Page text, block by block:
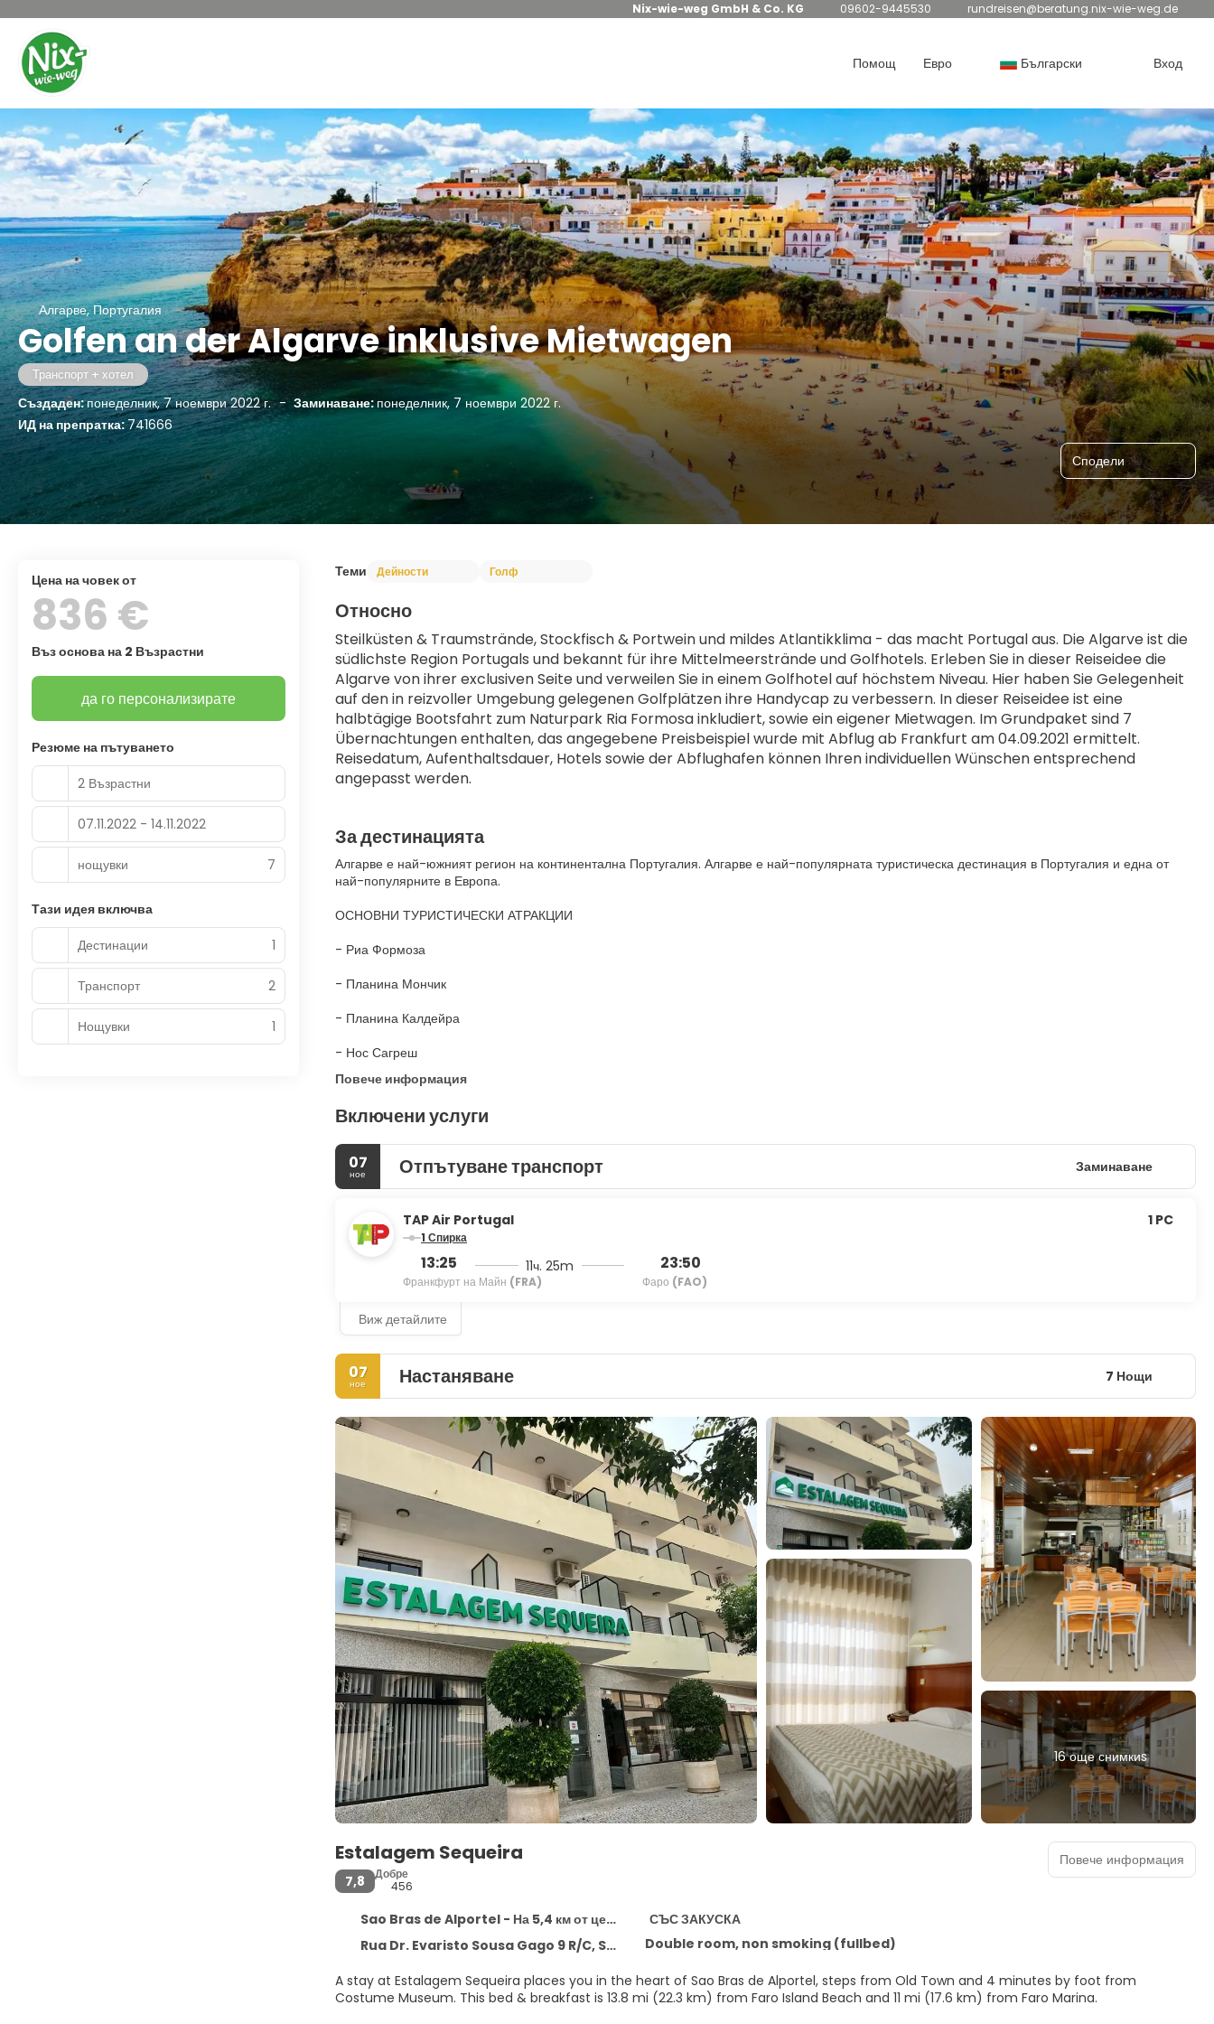
Nix-wie-weg GmbH & Co. KG 09602-9445530 rundreisen@beratung.nix-wie-weg.de
Помощ Евро Български Вход
Алгарве, Португалия
Golfen an der Algarve inklusive Mietwagen
Транспорт + хотел
Създаден:понеделник, 7 ноември 2022 г. - Заминаване:понеделник, 7 ноември 2022 г.
ИД на препратка:741666
Сподели
Теми Дейности Голф
Относно
Steilküsten & Traumstrände, Stockfisch & Portwein und mildes Atlantikklima - das macht Portugal aus. Die Algarve ist die
südlichste Region Portugals und bekannt für ihre Mittelmeerstrände und Golfhotels. Erleben Sie in dieser Reiseidee die
Algarve von ihrer exclusiven Seite und verweilen Sie in einem Golfhotel auf höchstem Niveau. Hier haben Sie Gelegenheit
auf den in reizvoller Umgebung gelegenen Golfplätzen ihre Handycap zu verbessern. In dieser Reiseidee ist eine
halbtägige Bootsfahrt zum Naturpark Ria Formosa inkludiert, sowie ein eigener Mietwagen. Im Grundpaket sind 7
Übernachtungen enthalten, das angegebene Preisbeispiel wurde mit Abflug ab Frankfurt am 04.09.2021 ermittelt.
Reisedatum, Aufenthaltsdauer, Hotels sowie der Abflughafen können Ihren individuellen Wünschen entsprechend
angepasst werden.
За дестинацията
Алгарве е най-южният регион на континентална Португалия. Алгарве е най-популярната туристическа дестинация в Португалия и една от
най-популярните в Европа.
ОСНОВНИ ТУРИСТИЧЕСКИ АТРАКЦИИ
- Риа Формоза
- Планина Мончик
- Планина Калдейра
- Нос Сагреш
Повече информация
Включени услуги
07
ное Отпътуване транспорт Заминаване
TAP Air Portugal
1 Спирка
13:25
Франкфурт на Майн (FRA)
11ч. 25m 23:50
Фаро (FAO)
1 PC
Виж детайлите
07
ное Настаняване 7 Нощи
16 още снимкиs
Estalagem Sequeira
7,8
Добре
456
Sao Bras de Alportel - На 5,4 км от центъра
СЪС ЗАКУСКА
Rua Dr. Evaristo Sousa Gago 9 R/C, Sao Bras de Alportel 8150-139
Double room, non smoking (fullbed)
A stay at Estalagem Sequeira places you in the heart of Sao Bras de Alportel, steps from Old Town and 4 minutes by foot from
Costume Museum. This bed & breakfast is 13.8 mi (22.3 km) from Faro Island Beach and 11 mi (17.6 km) from Faro Marina.
Повече информация
цена на човек от
836 €
Въз основа на 2 Възрастни
да го персонализирате
Резюме на пътуването
2 Възрастни
07.11.2022 - 14.11.2022
нощувки 7
Тази идея включва
Дестинации
1
Транспорт 2
Нощувки 1